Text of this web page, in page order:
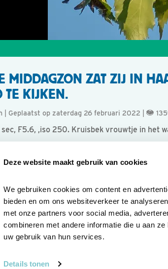
Deze website maakt gebruik van cookies
We gebruiken cookies om content en
bieden en om ons websiteverkeer te
met onze partners voor social media,
combineren met andere informatie die u aan
uw gebruik van hun services.
Details tonen
MIDDAGZON ZAT ZIJ IN
TE KIJKEN.
| Geplaatst op zaterdag 26 februari 2022 |
F5.6, ,iso 250. Kruisbek vrouwtje in het